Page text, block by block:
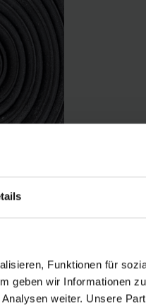
Funktionen für
geben wir Informationen
weiter. Unsere